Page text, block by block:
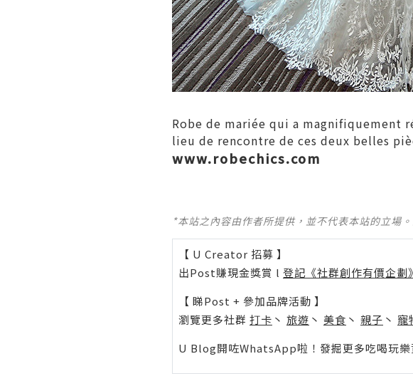
Robe de mariée qui a
lieu de rencontre de ces deux belles
www.robechics.com
*本站之內容由作者所提供，並不代表本站的立場
【 U Creator 招募 】
出Post賺現金獎賞 l 登記《社群創作有價企劃》
【 睇Post + 參加品牌活動 】
瀏覽更多社群 打卡 丶 旅遊 丶 美食 丶 親子 丶 寵
U Blog開咗WhatsApp啦！發掘更多吃喝玩樂